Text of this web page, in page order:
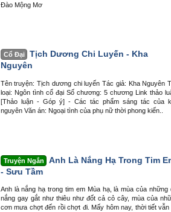
Đào Mộng Mơ
Cổ Đại
Tịch Dương Chi Luyến - Kha
Nguyên
Tên truyện: Tịch dương chi luyến Tác giả: Kha Nguyên
loại: Ngôn tình cổ đại Số chương: 5 chương Link thảo
[Thảo luận - Góp ý] - Các tác phẩm sáng tác của
nguyên Văn án: Ngoại tình của phụ nữ thời phong kiến..
Truyện Ngắn
Anh Là Nắng Hạ Trong Tim
- Sưu Tầm
Anh là nắng hạ trong tim em Mùa hạ, là mùa của những
nắng gay gắt như thiêu như đốt cả cỏ cây, mùa của
cơn mưa chợt đến rồi chợt đi. Mấy hôm nay, thời tiết vẫn